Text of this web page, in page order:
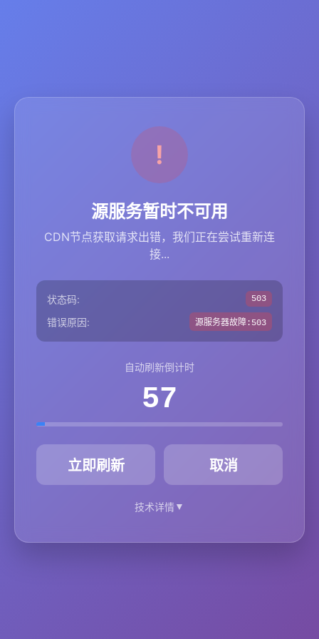
源服务暂时不可用
CDN节点获取请求出错，我们正在尝试重新连
接...
状态码: 503
错误原因: 源服务器故障:503
自动刷新倒计时
57
立即刷新 取消
技术详情▼